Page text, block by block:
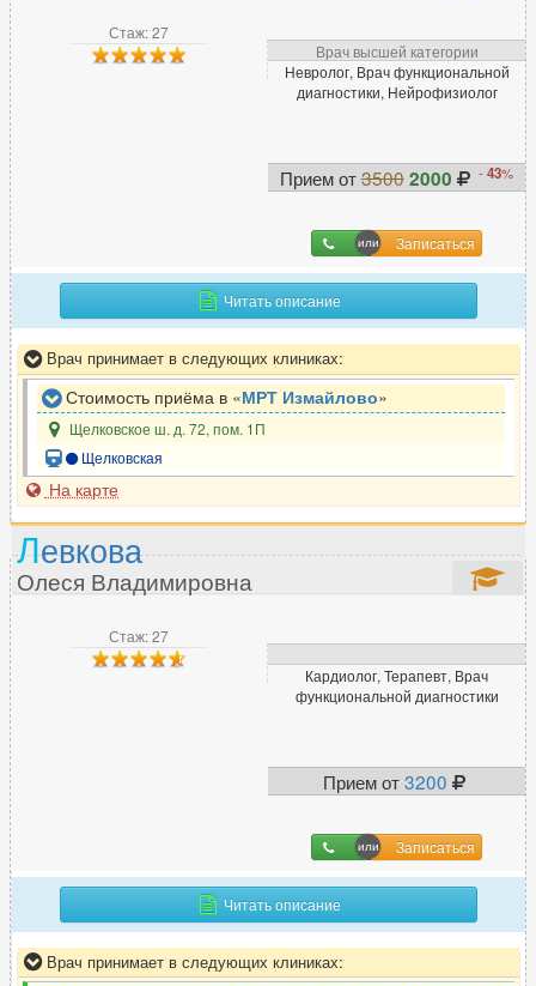
Стаж: 27
Врач высшей категории
Невролог, Врач функциональной
диагностики, Нейрофизиолог
Прием от3500 2000 -43%
Записаться
Читать описание
Врач принимает в следующих клиниках:
Стоимость приёма в «МРТ Измайлово»
Щелковское ш. д. 72, пом. 1П
Щелковская
На карте
Стаж: 27
Кардиолог, Терапевт, Врач
функциональной диагностики
Прием от3200
Записаться
Левкова
Олеся Владимировна
Читать описание
Врач принимает в следующих клиниках: